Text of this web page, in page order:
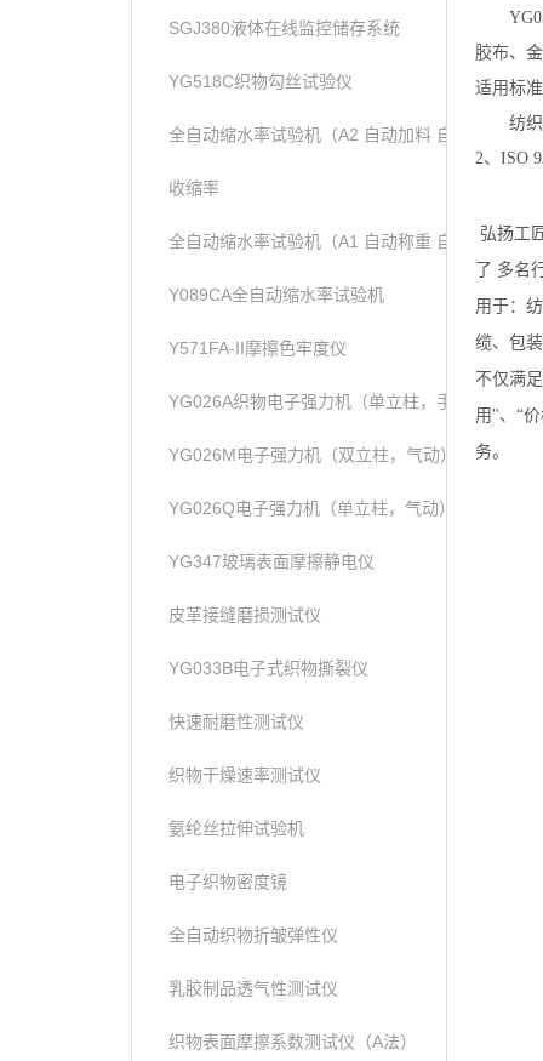
SGJ380液体在线监控储存系统
YG518C织物勾丝试验仪
全自动缩水率试验机（A2 自动加料 自动称重）
收缩率
全自动缩水率试验机（A1 自动称重 自动加液））
Y089CA全自动缩水率试验机
Y571FA-II摩擦色牢度仪
YG026A织物电子强力机（单立柱，手动）
YG026M电子强力机（双立柱，气动）
YG026Q电子强力机（单立柱，气动）
YG347玻璃表面摩擦静电仪
皮革接缝磨损测试仪
YG033B电子式织物撕裂仪
快速耐磨性测试仪
织物干燥速率测试仪
氨纶丝拉伸试验机
电子织物密度镜
全自动织物折皱弹性仪
乳胶制品透气性测试仪
织物表面摩擦系数测试仪（A法）
YG
胶布、
适用标
纺
2、ISO
弘扬工
了 多名
用于：
缆、包
不仅满
用"、“
务。